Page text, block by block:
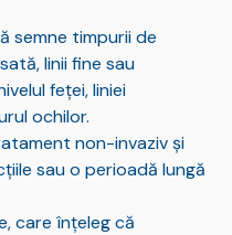
semne timpurii de
linii fine sau
feței, liniei
ochilor.
non-invaziv și
sau o perioadă lungă
care înțeleg că